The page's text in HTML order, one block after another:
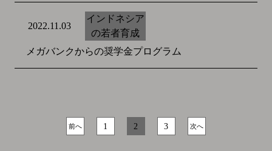
2022.11.03
インドネシア
の若者育成
メガバンクからの奨学金プログラム
前へ 1 2 3 次へ